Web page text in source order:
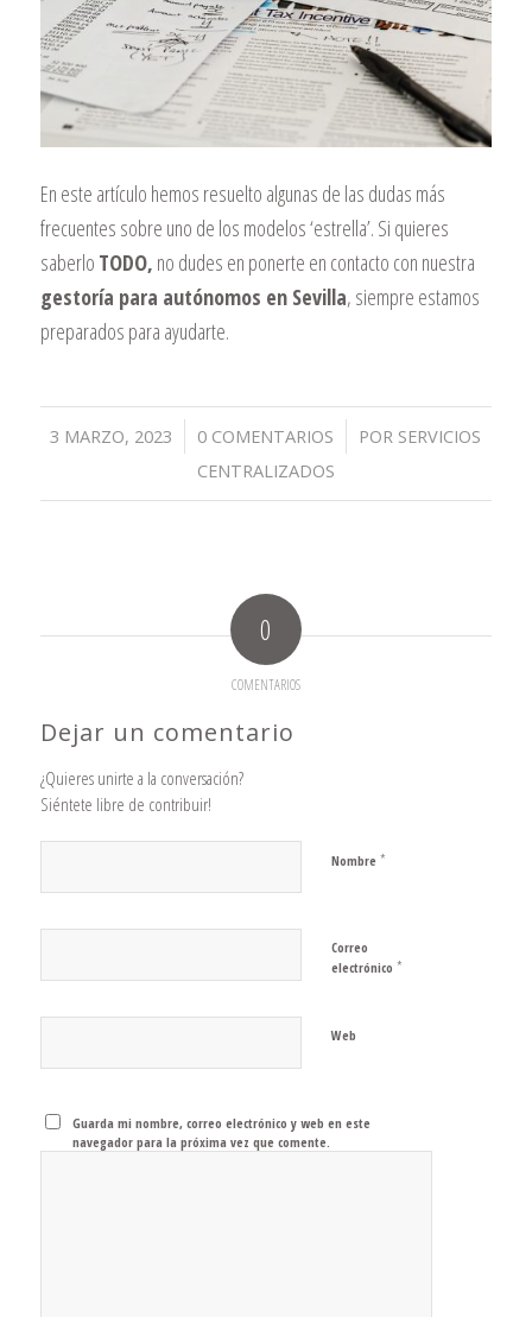
En este artículo hemos resuelto algunas de las dudas más
frecuentes sobre uno de los modelos ‘estrella’. Si quieres
saberlo TODO, no dudes en ponerte en contacto con nuestra
gestoría para autónomos en Sevilla, siempre estamos
preparados para ayudarte.
3 MARZO, 2023
/ 0 COMENTARIOS
/ POR SERVICIOS
CENTRALIZADOS
0
COMENTARIOS
Dejar un comentario
¿Quieres unirte a la conversación?
Siéntete libre de contribuir!
Nombre *
Correo
electrónico *
Web
Guarda mi nombre, correo electrónico y web en este
navegador para la próxima vez que comente.